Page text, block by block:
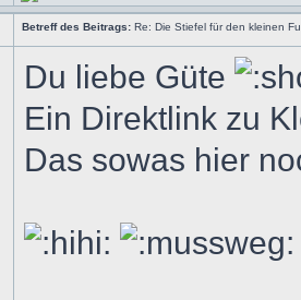
Betreff des Beitrags: Re: Die Stiefel für den kleinen
Du liebe Güte
Ein Direktlink zu
Das sowas hier